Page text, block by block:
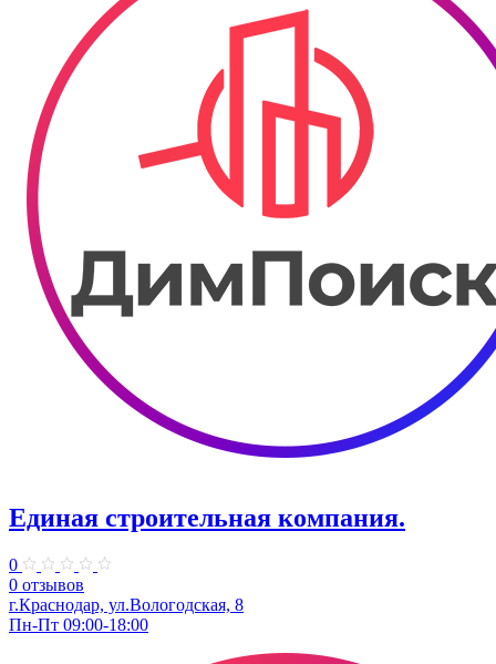
Единая строительная компания.
0
0 отзывов
г.Краснодар, ул.Вологодская, 8
Пн-Пт 09:00-18:00